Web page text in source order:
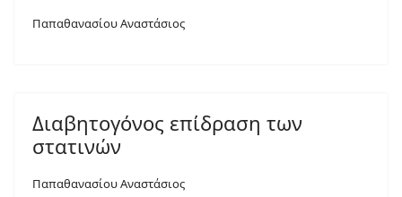
Παπαθανασίου Αναστάσιος
Διαβητογόνος επίδραση των
στατινών
Παπαθανασίου Αναστάσιος